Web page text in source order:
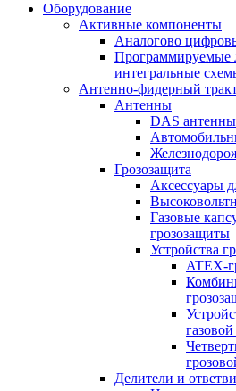
Оборудование
Активные компоненты
Аналогово
Программируемые
интегральные
Антенно-фидерный
Антенны
DAS антенны
Грозозащита
Аксессуары
Газовые
грозозащиты
Устройства
ATEX-
Делители и